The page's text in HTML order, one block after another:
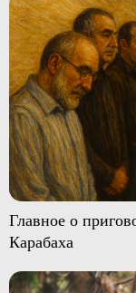
Главное о
Карабаха